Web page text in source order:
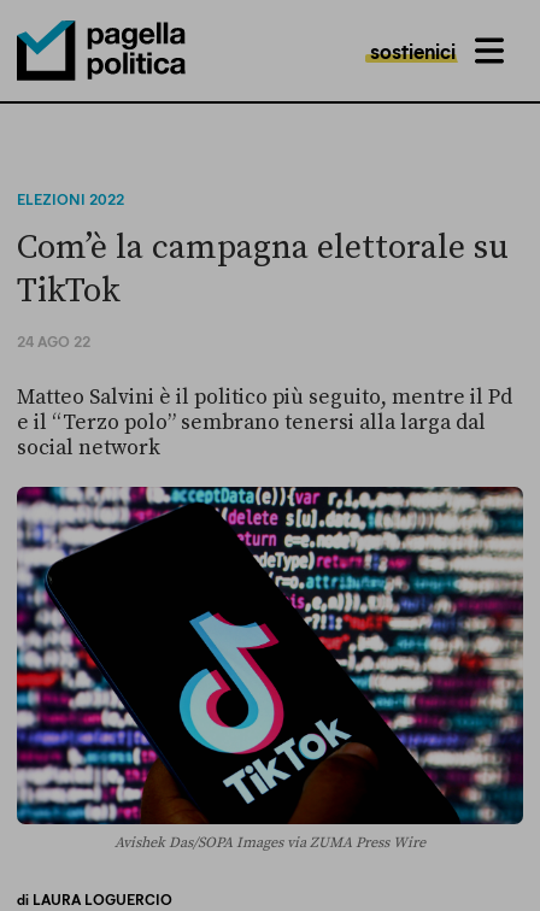
Pagella Politica Logo
sostienici MENU
ELEZIONI 2022
Com’è la campagna elettorale su
TikTok
24 AGO 22
Matteo Salvini è il politico più seguito, mentre il Pd
e il “Terzo polo” sembrano tenersi alla larga dal
social network
Avishek Das/SOPA Images via ZUMA Press Wire
di LAURA LOGUERCIO